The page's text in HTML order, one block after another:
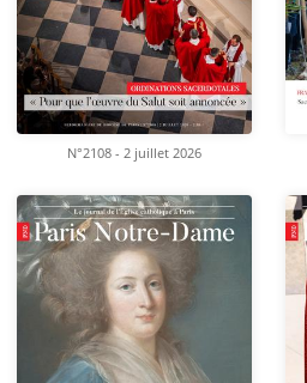
N°2108 - 2 juillet 2026